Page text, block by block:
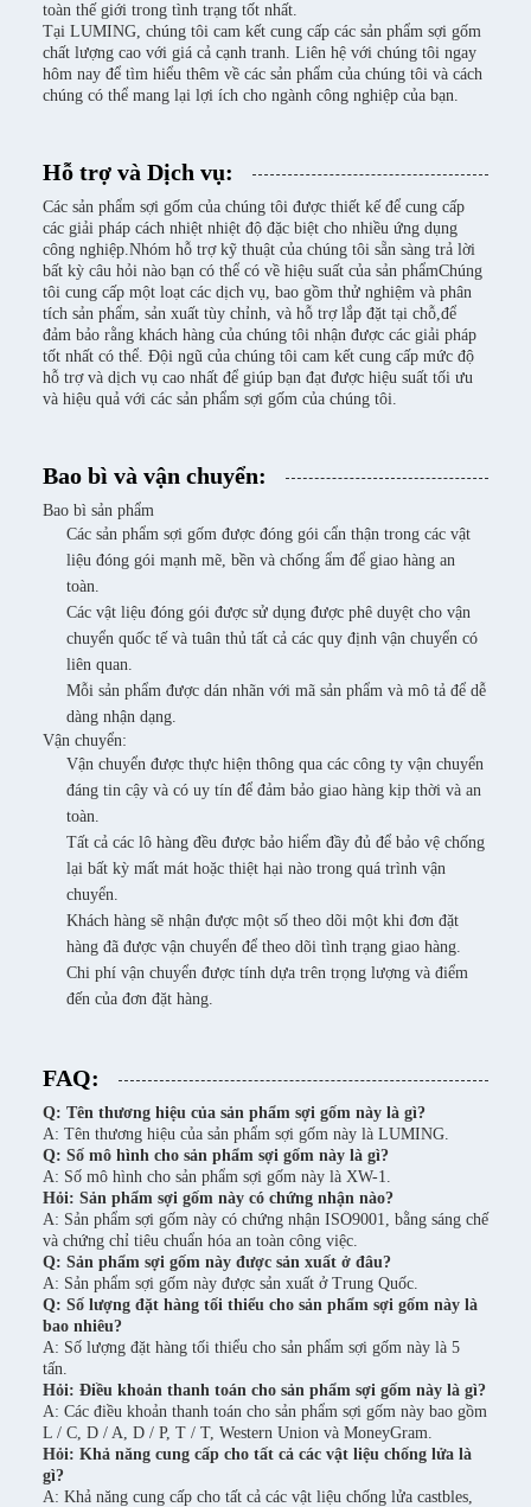
toàn thế giới trong tình trạng tốt nhất.
Tại LUMING, chúng tôi cam kết cung cấp các sản phẩm sợi gốm
chất lượng cao với giá cả cạnh tranh. Liên hệ với chúng tôi ngay
hôm nay để tìm hiểu thêm về các sản phẩm của chúng tôi và cách
chúng có thể mang lại lợi ích cho ngành công nghiệp của bạn.
Hỗ trợ và Dịch vụ:
Các sản phẩm sợi gốm của chúng tôi được thiết kế để cung cấp
các giải pháp cách nhiệt nhiệt độ đặc biệt cho nhiều ứng dụng
công nghiệp.Nhóm hỗ trợ kỹ thuật của chúng tôi sẵn sàng trả lời
bất kỳ câu hỏi nào bạn có thể có về hiệu suất của sản phẩmChúng
tôi cung cấp một loạt các dịch vụ, bao gồm thử nghiệm và phân
tích sản phẩm, sản xuất tùy chỉnh, và hỗ trợ lắp đặt tại chỗ,để
đảm bảo rằng khách hàng của chúng tôi nhận được các giải pháp
tốt nhất có thể. Đội ngũ của chúng tôi cam kết cung cấp mức độ
hỗ trợ và dịch vụ cao nhất để giúp bạn đạt được hiệu suất tối ưu
và hiệu quả với các sản phẩm sợi gốm của chúng tôi.
Bao bì và vận chuyển:
Bao bì sản phẩm
Các sản phẩm sợi gốm được đóng gói cẩn thận trong các vật
liệu đóng gói mạnh mẽ, bền và chống ẩm để giao hàng an
toàn.
Các vật liệu đóng gói được sử dụng được phê duyệt cho vận
chuyển quốc tế và tuân thủ tất cả các quy định vận chuyển có
liên quan.
Mỗi sản phẩm được dán nhãn với mã sản phẩm và mô tả để dễ
dàng nhận dạng.
Vận chuyển:
Vận chuyển được thực hiện thông qua các công ty vận chuyển
đáng tin cậy và có uy tín để đảm bảo giao hàng kịp thời và an
toàn.
Tất cả các lô hàng đều được bảo hiểm đầy đủ để bảo vệ chống
lại bất kỳ mất mát hoặc thiệt hại nào trong quá trình vận
chuyển.
Khách hàng sẽ nhận được một số theo dõi một khi đơn đặt
hàng đã được vận chuyển để theo dõi tình trạng giao hàng.
Chi phí vận chuyển được tính dựa trên trọng lượng và điểm
đến của đơn đặt hàng.
FAQ:
Q: Tên thương hiệu của sản phẩm sợi gốm này là gì?
A: Tên thương hiệu của sản phẩm sợi gốm này là LUMING.
Q: Số mô hình cho sản phẩm sợi gốm này là gì?
A: Số mô hình cho sản phẩm sợi gốm này là XW-1.
Hỏi: Sản phẩm sợi gốm này có chứng nhận nào?
A: Sản phẩm sợi gốm này có chứng nhận ISO9001, bằng sáng chế
và chứng chỉ tiêu chuẩn hóa an toàn công việc.
Q: Sản phẩm sợi gốm này được sản xuất ở đâu?
A: Sản phẩm sợi gốm này được sản xuất ở Trung Quốc.
Q: Số lượng đặt hàng tối thiểu cho sản phẩm sợi gốm này là
bao nhiêu?
A: Số lượng đặt hàng tối thiểu cho sản phẩm sợi gốm này là 5
tấn.
Hỏi: Điều khoản thanh toán cho sản phẩm sợi gốm này là gì?
A: Các điều khoản thanh toán cho sản phẩm sợi gốm này bao gồm
L / C, D / A, D / P, T / T, Western Union và MoneyGram.
Hỏi: Khả năng cung cấp cho tất cả các vật liệu chống lửa là
gì?
A: Khả năng cung cấp cho tất cả các vật liệu chống lửa castbles,